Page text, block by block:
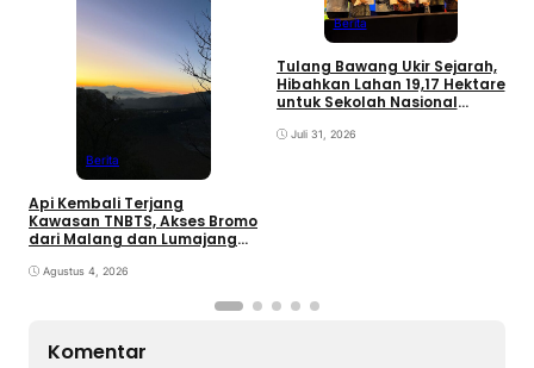
Berita
Api Kembali Terjang
Kawasan TNBTS, Akses Bromo
dari Malang dan Lumajang
Agustus 4, 2026
Berita
Tulang Bawang Ukir Sejarah,
Hibahkan Lahan 19,17 Hektare
untuk Sekolah Nasional
Juli 31, 2026
Komentar